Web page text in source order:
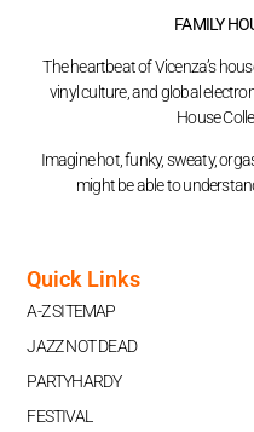
FAMILY
The heartbeat of Vicenza’s
vinyl culture, and global
House
Imagine hot, funky, sweaty,
might be able to
Quick Links
A-Z SITEMAP
JAZZ NOT DEAD
PARTYHARDY
FESTIVAL